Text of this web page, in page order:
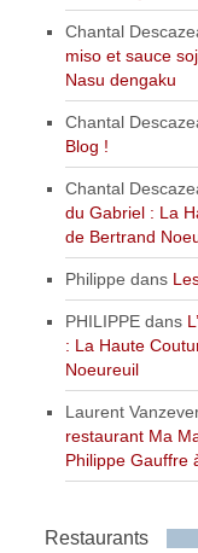
Chantal
miso et sauce
Nasu dengaku
Chantal
Blog !
Chantal
du Gabriel : La
de Bertrand
Philippe dans
PHILIPPE dans
: La Haute
Noeureuil
Laurent
restaurant Ma
Philippe Gauffre
Restaurants